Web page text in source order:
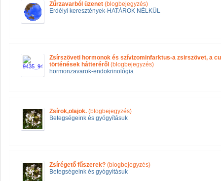
Zűrzavarból üzenet (blogbejegyzés)
Erdélyi keresztények-HATÁROK NÉLKÜL
Zsírszöveti hormonok és szívizominfarktus-a zsirszövet, a
történések hátteréről (blogbejegyzés)
hormonzavarok-endokrinológia
Zsírok,olajok. (blogbejegyzés)
Betegségeink és gyógyításuk
Zsírégető fűszerek? (blogbejegyzés)
Betegségeink és gyógyításuk